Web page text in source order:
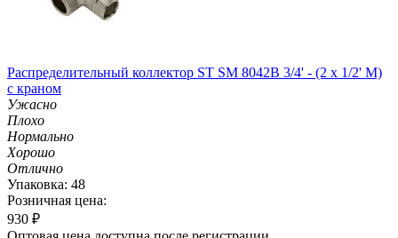
Распределительный коллектор ST SM 8042B 3/4' - (2 x 1/2' M)
с краном
Ужасно
Плохо
Нормально
Хорошо
Отлично
Упаковка: 48
Розничная цена:
930 ₽